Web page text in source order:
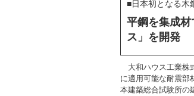
■日本初となる木
平鋼を集成
ス」を開発
大和ハウス工業株
に適用可能な耐震部
本建築総合試験所の